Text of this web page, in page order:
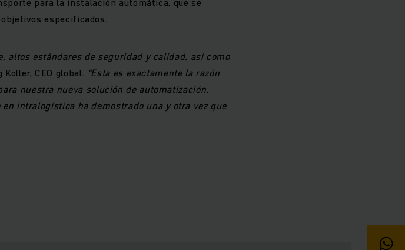
especificados.
altos estándares de seguridad y calidad, así como
Koller, CEO global. “Esta es exactamente la razón
nuestra nueva solución de automatización.
intralogística ha demostrado una y otra vez que